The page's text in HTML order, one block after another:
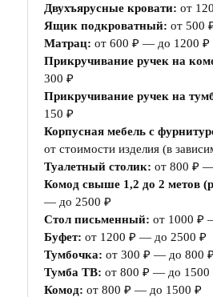
Двухъярусные кровати: от
Ящик подкроватный: от 500
Матрац: от 600 ₽ — до 1200 ₽
Прикручивание ручек на
300 ₽
Прикручивание ручек на
150 ₽
Корпусная мебель с
от стоимости изделия (в
Туалетный столик: от 800 ₽
Комод свыше 1,2 до 2 метов
— до 2500 ₽
Стол письменный: от 1000 ₽
Буфет: от 1200 ₽ — до 2500 ₽
Тумбочка: от 300 ₽ — до 800 ₽
Тумба ТВ: от 800 ₽ — до 1500
Комод: от 800 ₽ — до 1500 ₽